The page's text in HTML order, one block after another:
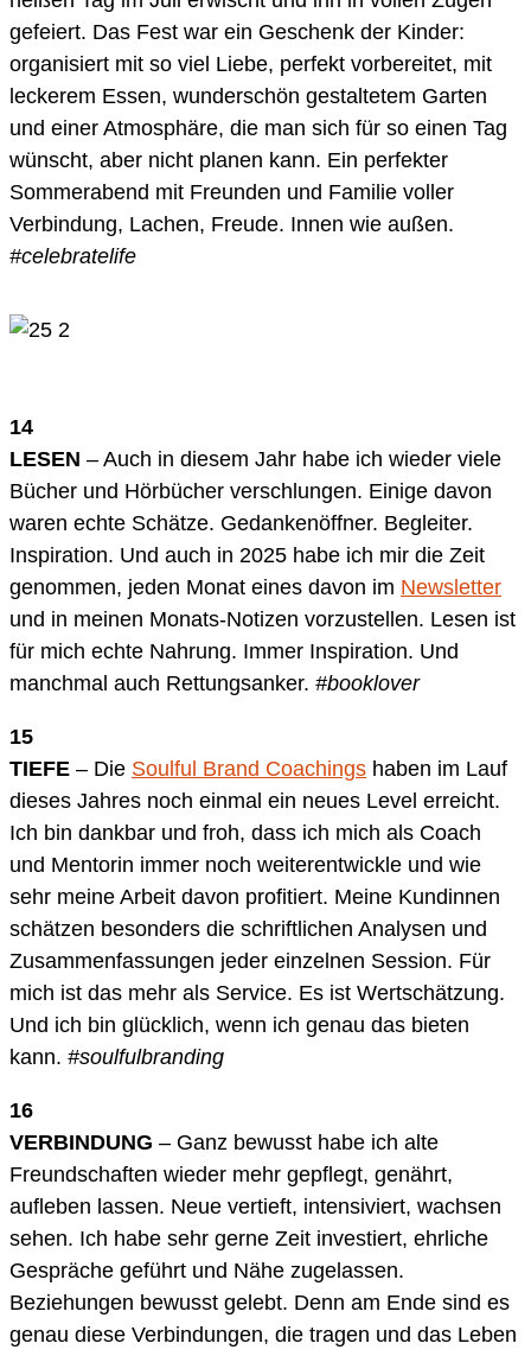
gefeiert. Das Fest war ein Geschenk der Kinder:
organisiert mit so viel Liebe, perfekt vorbereitet, mit
leckerem Essen, wunderschön gestaltetem Garten
und einer Atmosphäre, die man sich für so einen Tag
wünscht, aber nicht planen kann. Ein perfekter
Sommerabend mit Freunden und Familie voller
Verbindung, Lachen, Freude. Innen wie außen.
#celebratelife
14
LESEN – Auch in diesem Jahr habe ich wieder viele
Bücher und Hörbücher verschlungen. Einige davon
waren echte Schätze. Gedankenöffner. Begleiter.
Inspiration. Und auch in 2025 habe ich mir die Zeit
genommen, jeden Monat eines davon im Newsletter
und in meinen Monats-Notizen vorzustellen. Lesen ist
für mich echte Nahrung. Immer Inspiration. Und
manchmal auch Rettungsanker. #booklover
15
TIEFE – Die Soulful Brand Coachings haben im Lauf
dieses Jahres noch einmal ein neues Level erreicht.
Ich bin dankbar und froh, dass ich mich als Coach
und Mentorin immer noch weiterentwickle und wie
sehr meine Arbeit davon profitiert. Meine Kundinnen
schätzen besonders die schriftlichen Analysen und
Zusammenfassungen jeder einzelnen Session. Für
mich ist das mehr als Service. Es ist Wertschätzung.
Und ich bin glücklich, wenn ich genau das bieten
kann. #soulfulbranding
16
VERBINDUNG – Ganz bewusst habe ich alte
Freundschaften wieder mehr gepflegt, genährt,
aufleben lassen. Neue vertieft, intensiviert, wachsen
sehen. Ich habe sehr gerne Zeit investiert, ehrliche
Gespräche geführt und Nähe zugelassen.
Beziehungen bewusst gelebt. Denn am Ende sind es
genau diese Verbindungen, die tragen und das Leben